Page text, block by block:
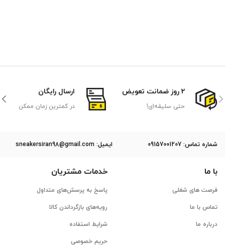
2 روز ضمانت تعویض
حتی سلیقه‌ای!
ارسال رایگان
در کمترین زمان ممکن
ﺷﻤﺎره ﺗﻤﺎس: 09157001207 ایمیل: sneakersiran98@gmail.com
با ما
فرصت های شغلی
تماس با ما
درباره ما
خدمات مشتریان
پاسخ به پرسش‌های متداول
رویه‌های بازگرداندن کالا
شرایط استفاده
حریم خصوصی